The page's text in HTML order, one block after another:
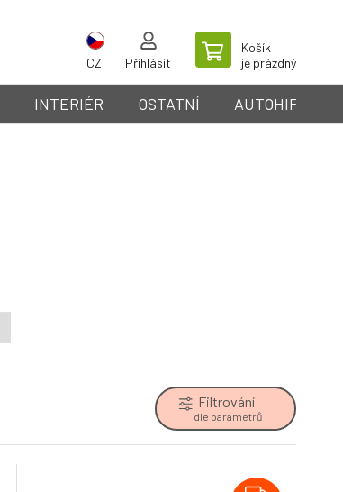
CZ Přihlásit
Košík
je prázdný
INTERIÉR OSTATNÍ AUTOHIFI
Filtrování
dle parametrů